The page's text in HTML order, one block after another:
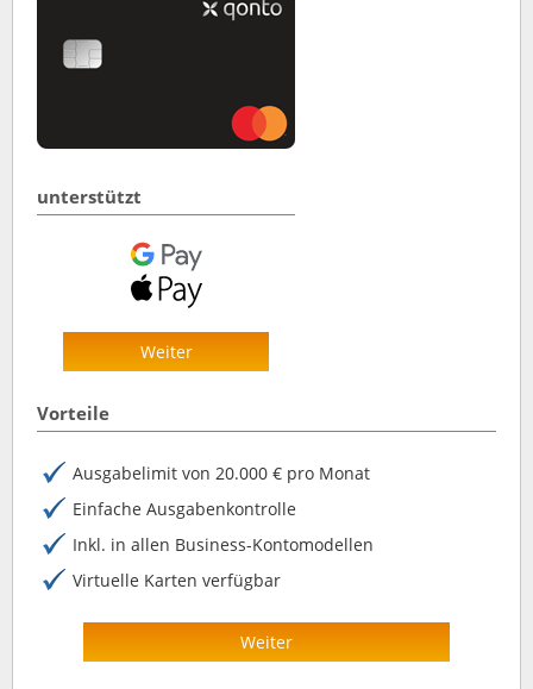
unterstützt
Weiter
Vorteile
Ausgabelimit von 20.000 € pro Monat
Einfache Ausgabenkontrolle
Inkl. in allen Business-Kontomodellen
Virtuelle Karten verfügbar
Weiter